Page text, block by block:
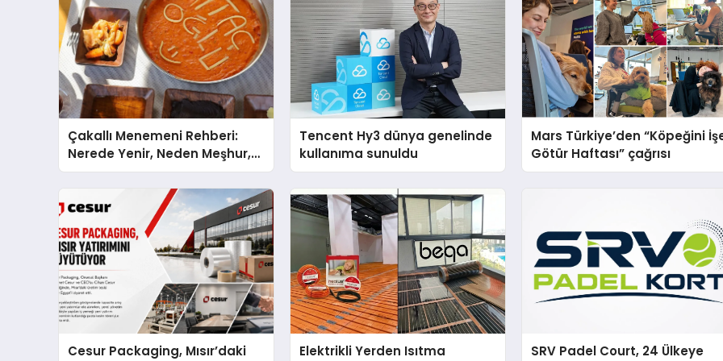
Çakallı Menemeni Rehberi:
Nerede Yenir, Neden Meşhur,
Nasıl Yapılır?
Tencent Hy3 dünya genelinde
kullanıma sunuldu
Mars Türkiye’den “Köpeğini
Götür Haftası” çağrısı
Cesur Packaging, Mısır’daki
Elektrikli Yerden Isıtma
SRV Padel Court, 24 Ülkeye